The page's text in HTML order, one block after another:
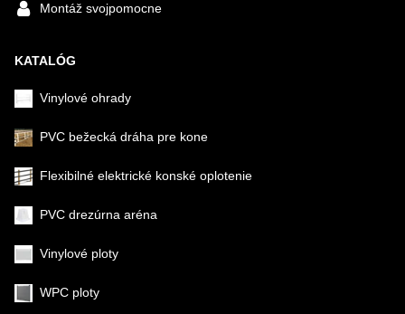
Montáž svojpomocne
KATALÓG
Vinylové ohrady
PVC bežecká dráha pre kone
Flexibilné elektrické konské oplotenie
PVC drezúrna aréna
Vinylové ploty
WPC ploty